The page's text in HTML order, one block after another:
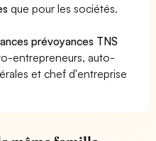
que pour les sociétés.
prévoyances TNS
entrepreneurs, auto-
et chef d'entreprise